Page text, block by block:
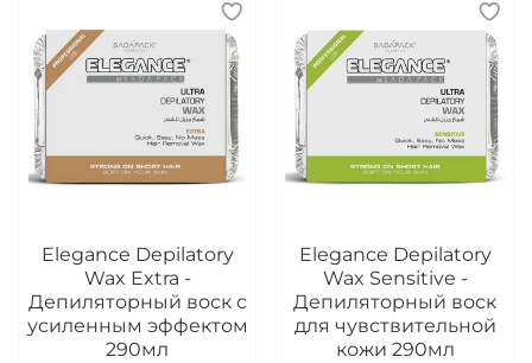
Elegance Depilatory
Wax Extra -
Депиляторный воск с
усиленным эффектом
290мл
Elegance Depilatory
Wax Sensitive -
Депиляторный воск
для чувствительной
кожи 290мл